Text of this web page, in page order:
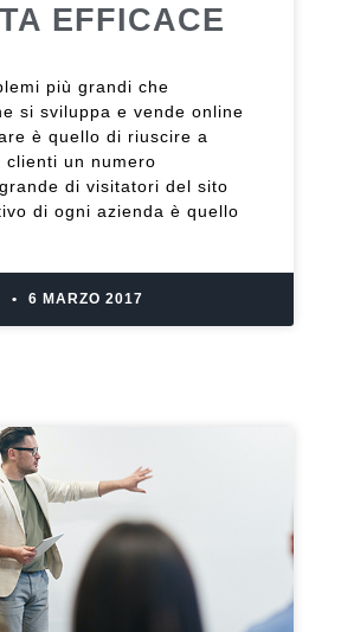
EFFICACE
più grandi che
si sviluppa e vende online
è quello di riuscire a
clienti un numero
di visitatori del sito
di ogni azienda è quello
6 MARZO 2017